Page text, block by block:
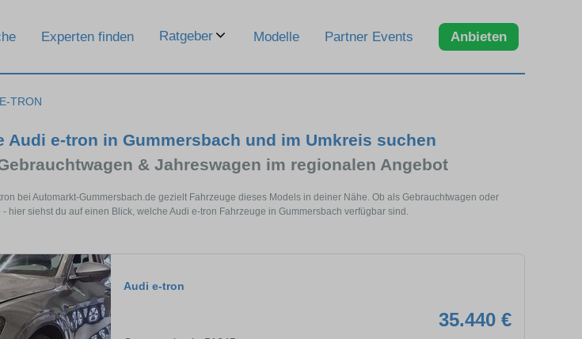
Experten finden Ratgeber Modelle Partner Events Anbieten
E-TRON
Audi e-tron in Gummersbach und im Umkreis suchen
& Jahreswagen im regionalen Angebot
bei Automarkt-Gummersbach.de gezielt Fahrzeuge dieses Models in deiner Nähe. Ob als Gebrauchtwagen oder
hier siehst du auf einen Blick, welche Audi e-tron Fahrzeuge in Gummersbach verfügbar sind.
Audi e-tron
35.440 €